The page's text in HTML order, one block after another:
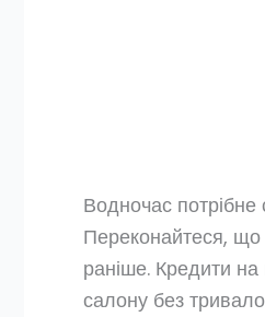
Водночас
Переконайтеся,
раніше. Кредити
салону без